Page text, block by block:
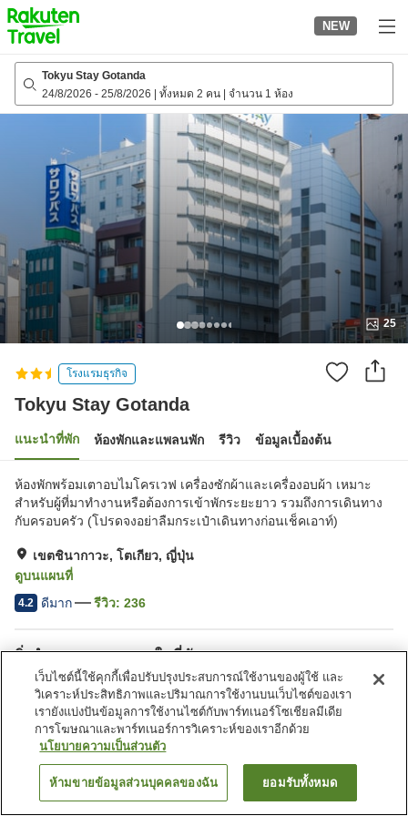
to
top
page
NEW
Tokyu Stay Gotanda
24/8/2026 - 25/8/2026 ทั้งหมด 2 คน จำนวน 1 ห้อง
25
โรงแรมธุรกิจ
Tokyu Stay Gotanda
แนะนำที่พัก ห้องพักและแพลนพัก รีวิว ข้อมูลเบื้องต้น
ห้องพักพร้อมเตาอบไมโครเวฟ เครื่องซักผ้าและเครื่องอบผ้า เหมาะ
สำหรับผู้ที่มาทำงานหรือต้องการเข้าพักระยะยาว รวมถึงการเดินทาง
กับครอบครัว (โปรดจงอย่าลืมกระเป๋าเดินทางก่อนเช็คเอาท์)
เขตชินากาวะ, โตเกียว, ญี่ปุ่น
ดูบนแผนที่
4.2 ดีมาก รีวิว: 236
สิ่งอำนวยความสะดวกในที่พัก
Wi-Fi
ร้านอาหาร
ตู้จำหน่ายอัตโนมัติ
บริการส่งสินค้า
หน้าแรก ญี่ปุ่น โตเกียว
ค้นหาห้องพัก
เว็บไซต์นี้ใช้คุกกี้เพื่อปรับปรุงประสบการณ์ใช้งานของผู้ใช้ และ
วิเคราะห์ประสิทธิภาพและปริมาณการใช้งานบนเว็บไซต์ของเรา
เรายังแบ่งปันข้อมูลการใช้งานไซต์กับพาร์ทเนอร์โซเชียลมีเดีย
การโฆษณาและพาร์ทเนอร์การวิเคราะห์ของเราอีกด้วย
นโยบายความเป็นส่วนตัว
ห้ามขายข้อมูลส่วนบุคคลของฉัน ยอมรับทั้งหมด